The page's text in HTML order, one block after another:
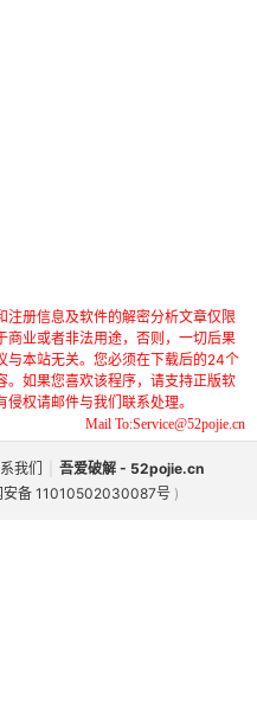
注册信息及软件的解密分析文章仅限
商业或者非法用途，否则，一切后果
与本站无关。您必须在下载后的24个
。如果您喜欢该程序，请支持正版软
权请邮件与我们联系处理。
Mail To:Service@52pojie.cn
我们
吾爱破解 - 52pojie.cn
备 11010502030087号 )